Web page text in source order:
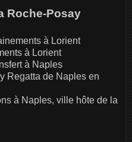
Roche-Posay
à Lorient
à Lorient
à Naples
Regatta de Naples en
à Naples, ville hôte de la